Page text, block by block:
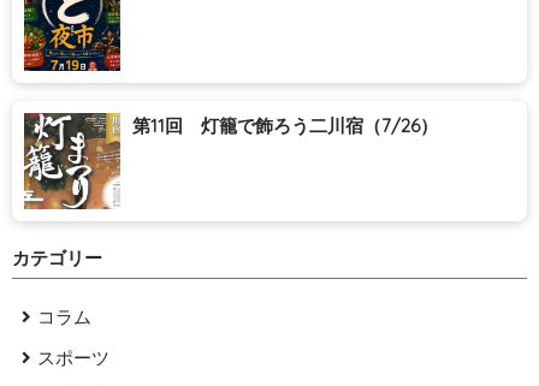
第11回 灯籠で飾ろう二川宿（7/26）
カテゴリー
コラム
スポーツ